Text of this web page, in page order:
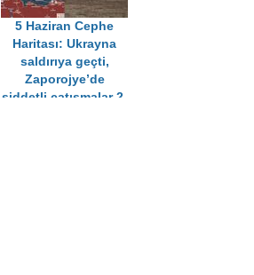
5 Haziran Cephe
Haritası: Ukrayna
saldırıya geçti,
Zaporojye’de
şiddetli çatışmalar 2.